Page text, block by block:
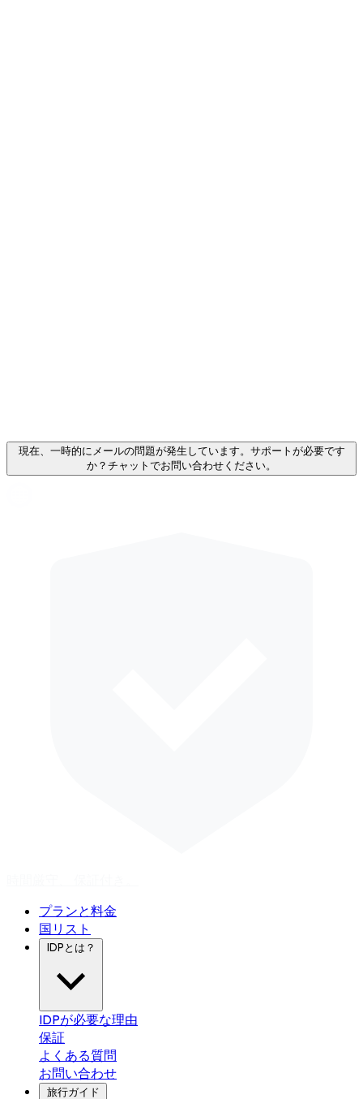
現在、一時的にメールの問題が発生しています。サポートが必要です
か？チャットでお問い合わせください。
プランと料金
国リスト
IDPとは？
IDPが必要な理由
保証
よくある質問
お問い合わせ
旅行ガイド